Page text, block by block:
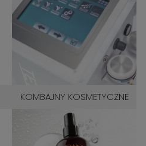
KOMBAJNY KOSMETYCZNE